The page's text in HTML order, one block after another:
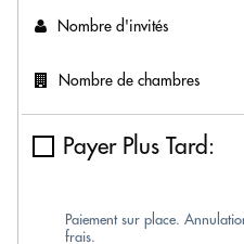
Nombre d'invités
Nombre de chambres
Payer Plus Tard:
Paiement sur place.
frais.